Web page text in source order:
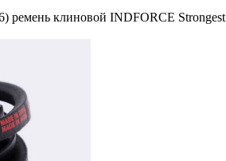
ремень клиновой INDFORCE Strongest